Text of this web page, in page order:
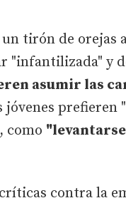
tirón de orejas
"infantilizada" y
asumir las
jóvenes prefieren
como
contra la